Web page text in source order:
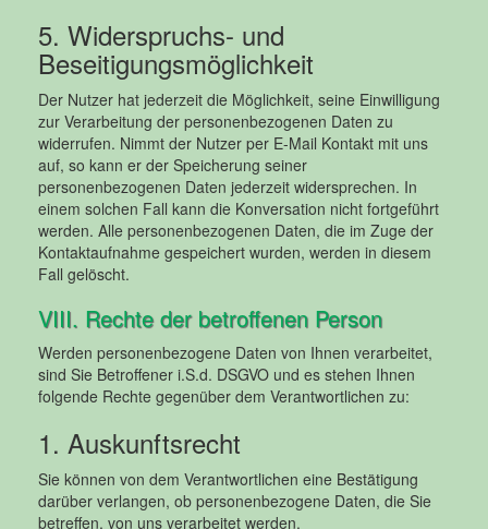
5. Widerspruchs- und
Beseitigungsmöglichkeit
Der Nutzer hat jederzeit die Möglichkeit, seine Einwilligung
zur Verarbeitung der personenbezogenen Daten zu
widerrufen. Nimmt der Nutzer per E-Mail Kontakt mit uns
auf, so kann er der Speicherung seiner
personenbezogenen Daten jederzeit widersprechen. In
einem solchen Fall kann die Konversation nicht fortgeführt
werden. Alle personenbezogenen Daten, die im Zuge der
Kontaktaufnahme gespeichert wurden, werden in diesem
Fall gelöscht.
VIII. Rechte der betroffenen Person
Werden personenbezogene Daten von Ihnen verarbeitet,
sind Sie Betroffener i.S.d. DSGVO und es stehen Ihnen
folgende Rechte gegenüber dem Verantwortlichen zu:
1. Auskunftsrecht
Sie können von dem Verantwortlichen eine Bestätigung
darüber verlangen, ob personenbezogene Daten, die Sie
betreffen, von uns verarbeitet werden.